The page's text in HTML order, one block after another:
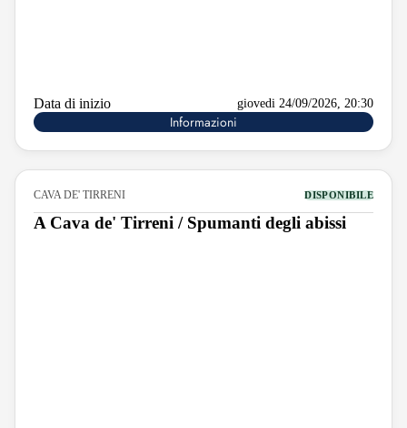
Data di inizio giovedi 24/09/2026, 20:30
Informazioni
CAVA DE' TIRRENI DISPONIBILE
A Cava de' Tirreni / Spumanti degli abissi